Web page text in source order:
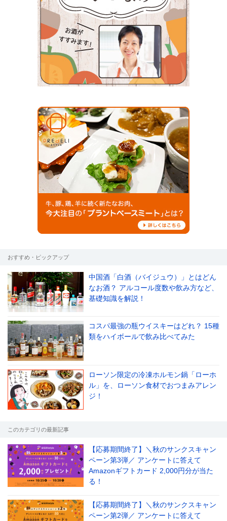
おすすめ・ピックアップ
中国酒「白酒（バイジュウ）」とはどん
なお酒？ アルコール度数や飲み方など、
基礎知識を解説！
コスパ最強の瓶ウイスキーはどれ？ 15種
類をハイボールで飲み比べてみた
ローソン限定の冷凍ホルモン鍋「ローホ
ル」を、ローソン食材でおつまみアレン
ジ！
このカテゴリの最新記事
【応募期間終了】＼秋のサンクスキャン
ペーン第3弾／ アンケートに答えて
Amazonギフトカード 2,000円分が当た
る！
【応募期間終了】＼秋のサンクスキャン
ペーン第2弾／ アンケートに答えて